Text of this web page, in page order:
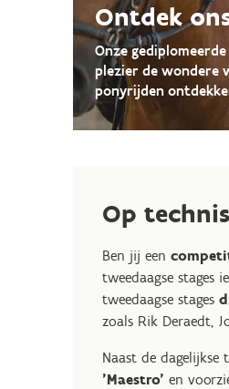
Ontdek
Onze
plezier de wondere
ponyrijden
Op
Ben jij een
tweedaagse stages
tweedaagse stages
zoals Rik Deraedt,
Naast de dagelijkse
'Maestro' en